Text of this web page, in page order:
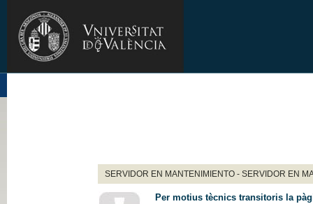
SERVIDOR EN MANTENIMIENTO - SERVIDOR EN
Per motius tècnics transitoris la